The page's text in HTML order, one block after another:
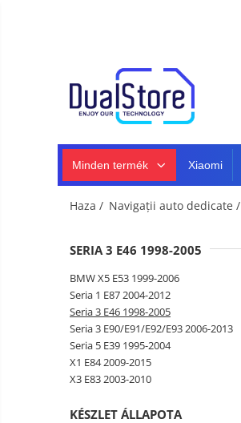
Minden (okos és klasszikus)
Telefongyártók
Masszív telefonok
5G telefonok
Tartozék
TV és
projektorok
Autó-,
otthon-
és
sportkamerák
Autó DVR kamera
Okos autó tükrök kamerával
Vezeték nélküli térfigyelő
Fejhallgató
Minden termék Xiaomi
Haza / Navigații auto dedicate /
SERIA 3 E46 1998-2005
BMW X5 E53 1999-2006
Seria 1 E87 2004-2012
Seria 3 E46 1998-2005
Seria 3 E90/E91/E92/E93 2006-2013
Seria 5 E39 1995-2004
X1 E84 2009-2015
X3 E83 2003-2010
KÉSZLET ÁLLAPOTA